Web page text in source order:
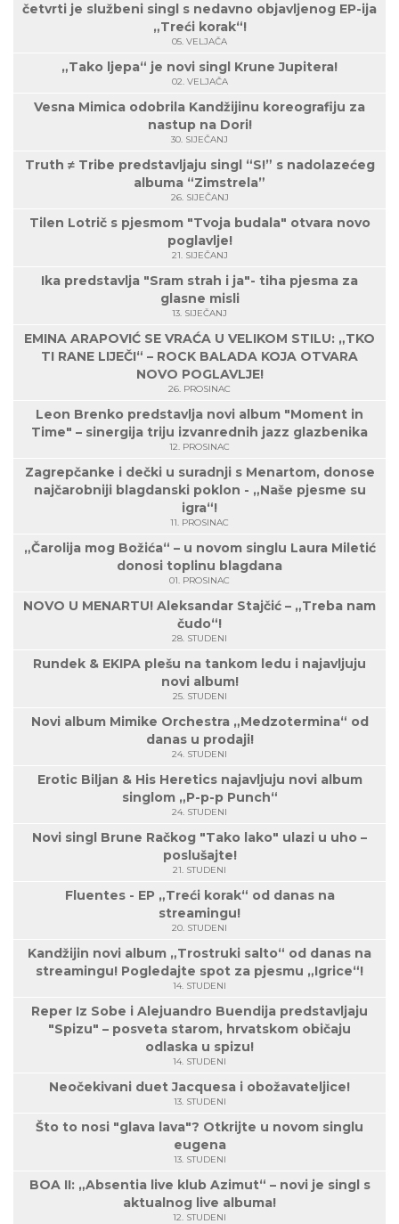
četvrti je službeni singl s nedavno objavljenog EP-ija
„Treći korak“!
05. VELJAČA
„Tako ljepa“ je novi singl Krune Jupitera!
02. VELJAČA
Vesna Mimica odobrila Kandžijinu koreografiju za
nastup na Dori!
30. SIJEČANJ
Truth ≠ Tribe predstavljaju singl “S!” s nadolazećeg
albuma “Zimstrela”
26. SIJEČANJ
Tilen Lotrič s pjesmom "Tvoja budala" otvara novo
poglavlje!
21. SIJEČANJ
Ika predstavlja "Sram strah i ja"- tiha pjesma za
glasne misli
13. SIJEČANJ
EMINA ARAPOVIĆ SE VRAĆA U VELIKOM STILU: „TKO
TI RANE LIJEČI“ – ROCK BALADA KOJA OTVARA
NOVO POGLAVLJE!
26. PROSINAC
Leon Brenko predstavlja novi album "Moment in
Time" – sinergija triju izvanrednih jazz glazbenika
12. PROSINAC
Zagrepčanke i dečki u suradnji s Menartom, donose
najčarobniji blagdanski poklon - „Naše pjesme su
igra“!
11. PROSINAC
„Čarolija mog Božića“ – u novom singlu Laura Miletić
donosi toplinu blagdana
01. PROSINAC
NOVO U MENARTU! Aleksandar Stajčić – „Treba nam
čudo“!
28. STUDENI
Rundek & EKIPA plešu na tankom ledu i najavljuju
novi album!
25. STUDENI
Novi album Mimike Orchestra „Medzotermina“ od
danas u prodaji!
24. STUDENI
Erotic Biljan & His Heretics najavljuju novi album
singlom „P-p-p Punch“
24. STUDENI
Novi singl Brune Račkog "Tako lako" ulazi u uho –
poslušajte!
21. STUDENI
Fluentes - EP „Treći korak“ od danas na
streamingu!
20. STUDENI
Kandžijin novi album „Trostruki salto“ od danas na
streamingu! Pogledajte spot za pjesmu „Igrice“!
14. STUDENI
Reper Iz Sobe i Alejuandro Buendija predstavljaju
"Spizu" – posveta starom, hrvatskom običaju
odlaska u spizu!
14. STUDENI
Neočekivani duet Jacquesa i obožavateljice!
13. STUDENI
Što to nosi "glava lava"? Otkrijte u novom singlu
eugena
13. STUDENI
BOA II: „Absentia live klub Azimut“ – novi je singl s
aktualnog live albuma!
12. STUDENI